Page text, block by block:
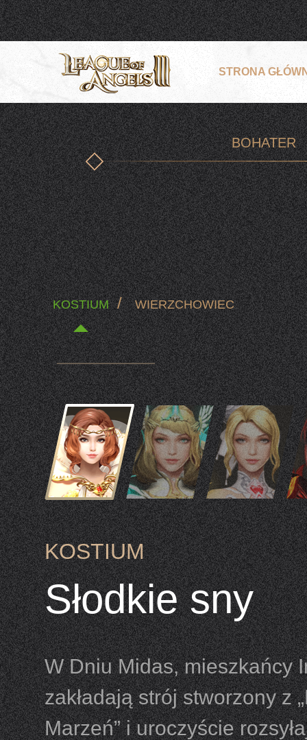
STRONA
BOHATER
KOSTIUM / WIERZCHOWIEC
KOSTIUM
Słodkie sny
W Dniu Midas, mieszkańcy
zakładają strój stworzony z
Marzeń” i uroczyście